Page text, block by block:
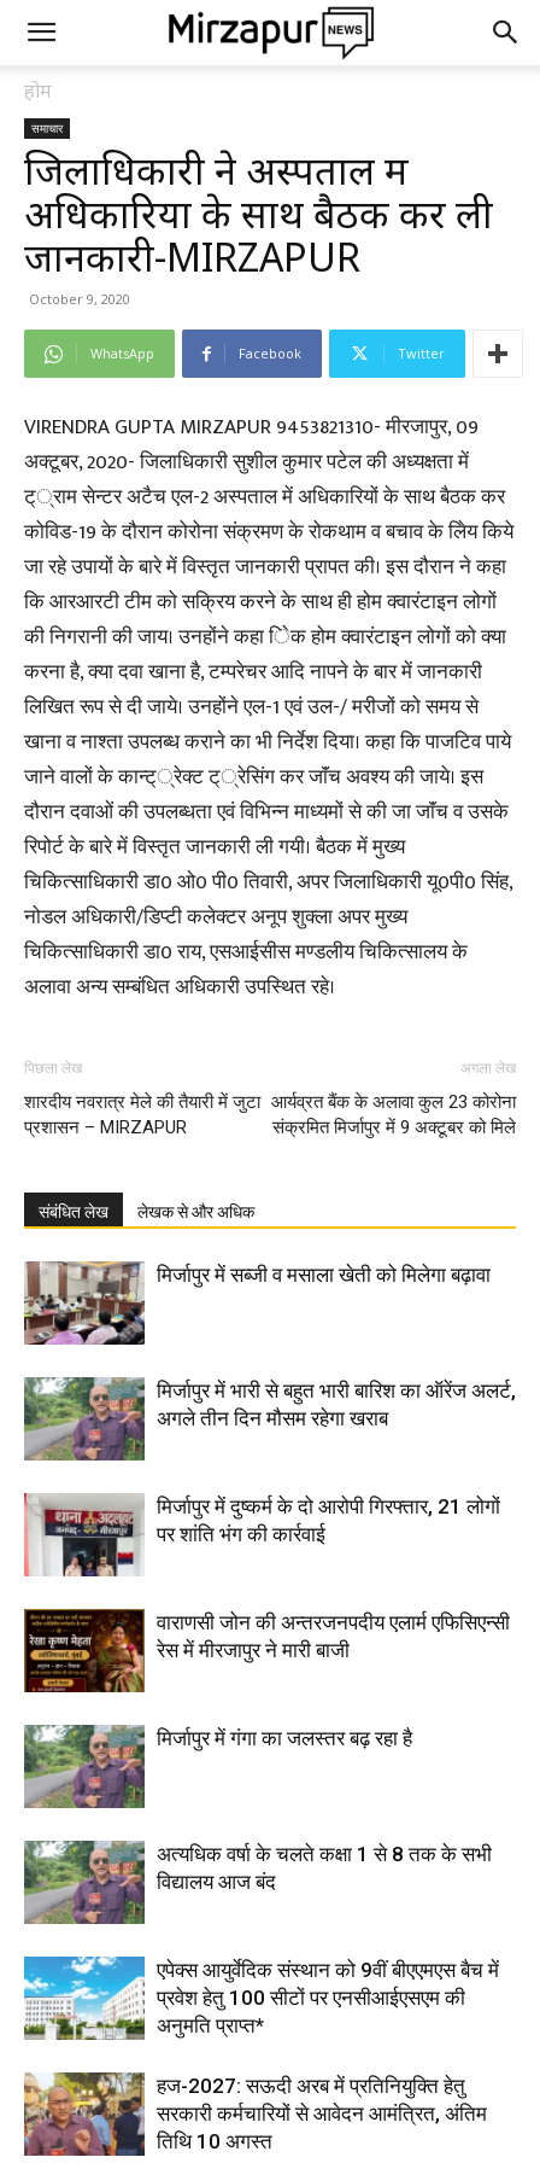
होम
समाचार
जिलाधिकारी ने अस्पताल में
अधिकारियों के साथ बैठक कर ली
जानकारी-MIRZAPUR
October 9, 2020
WhatsApp Facebook Twitter
VIRENDRA GUPTA MIRZAPUR 9453821310- मीरजापुर, 09
अक्टूबर, 2020- जिलाधिकारी सुशील कुमार पटेल की अध्यक्षता में
ट््राम सेन्टर अटैच एल-2 अस्पताल में अधिकारियों के साथ बैठक कर
कोविड-19 के दौरान कोरोना संक्रमण के रोकथाम व बचाव के लिेय किये
जा रहे उपायों के बारे में विस्तृत जानकारी प्रापत की। इस दौरान ने कहा
कि आरआरटी टीम को सक्रिय करने के साथ ही होम क्वारंटाइन लोगों
की निगरानी की जाय। उनहोंने कहा ेिक होम क्वारंटाइन लोगों को क्या
करना है, क्या दवा खाना है, टम्परेचर आदि नापने के बार में जानकारी
लिखित रूप से दी जाये। उनहोंने एल-1 एवं उल-/ मरीजों को समय से
खाना व नाश्ता उपलब्ध कराने का भी निर्देश दिया। कहा कि पाजटिव पाये
जाने वालों के कान्ट््रेक्ट ट््रेसिंग कर जाॅंच अवश्य की जाये। इस
दौरान दवाओं की उपलब्धता एवं विभिन्न माध्यमों से की जा जाॅंच व उसके
रिपोर्ट के बारे में विस्तृत जानकारी ली गयी। बैठक में मुख्य
चिकित्साधिकारी डा0 ओ0 पी0 तिवारी, अपर जिलाधिकारी यू0पी0 सिंह,
नोडल अधिकारी/डिप्टी कलेक्टर अनूप शुक्ला अपर मुख्य
चिकित्साधिकारी डा0 राय, एसआईसीस मण्डलीय चिकित्सालय के
अलावा अन्य सम्बंधित अधिकारी उपस्थित रहे।
पिछला लेख
शारदीय नवरात्र मेले की तैयारी में जुटा
प्रशासन – MIRZAPUR
अगला लेख
आर्यव्रत बैंक के अलावा कुल 23 कोरोना
संक्रमित मिर्जापुर में 9 अक्टूबर को मिले
संबंधित लेख लेखक से और अधिक
मिर्जापुर में सब्जी व मसाला खेती को मिलेगा बढ़ावा
मिर्जापुर में भारी से बहुत भारी बारिश का ऑरेंज अलर्ट,
अगले तीन दिन मौसम रहेगा खराब
मिर्जापुर में दुष्कर्म के दो आरोपी गिरफ्तार, 21 लोगों
पर शांति भंग की कार्रवाई
वाराणसी जोन की अन्तरजनपदीय एलार्म एफिसिएन्सी
रेस में मीरजापुर ने मारी बाजी
मिर्जापुर में गंगा का जलस्तर बढ़ रहा है
अत्यधिक वर्षा के चलते कक्षा 1 से 8 तक के सभी
विद्यालय आज बंद
एपेक्स आयुर्वेदिक संस्थान को 9वीं बीएएमएस बैच में
प्रवेश हेतु 100 सीटों पर एनसीआईएसएम की
अनुमति प्राप्त*
हज-2027: सऊदी अरब में प्रतिनियुक्ति हेतु
सरकारी कर्मचारियों से आवेदन आमंत्रित, अंतिम
तिथि 10 अगस्त